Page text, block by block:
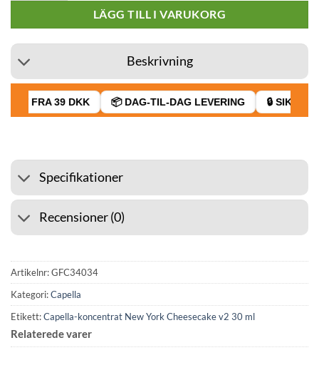
LÄGG TILL I VARUKORG
Beskrivning
FRA 39 DKK 📦 DAG-TIL-DAG LEVERING 🔒 SIKKER
Specifikationer
Recensioner (0)
Artikelnr:GFC34034
Kategori:Capella
Etikett:Capella-koncentrat New York Cheesecake v2 30 ml
Relaterede varer